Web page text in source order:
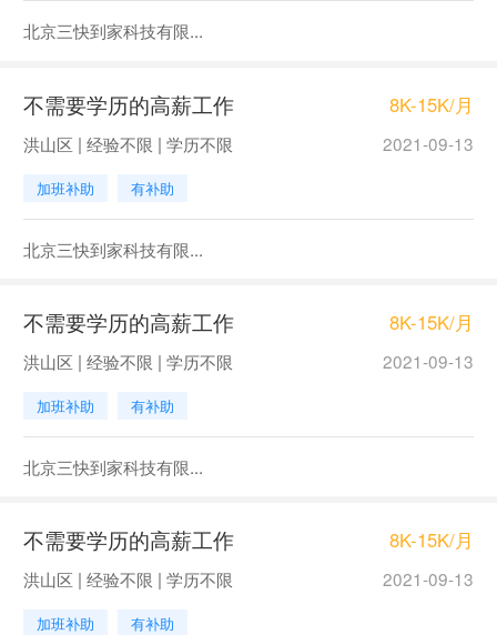
北京三快到家科技有限...
不需要学历的高薪工作 8K-15K/月
洪山区 | 经验不限 | 学历不限 2021-09-13
加班补助 有补助
北京三快到家科技有限...
不需要学历的高薪工作 8K-15K/月
洪山区 | 经验不限 | 学历不限 2021-09-13
加班补助 有补助
北京三快到家科技有限...
不需要学历的高薪工作 8K-15K/月
洪山区 | 经验不限 | 学历不限 2021-09-13
加班补助 有补助